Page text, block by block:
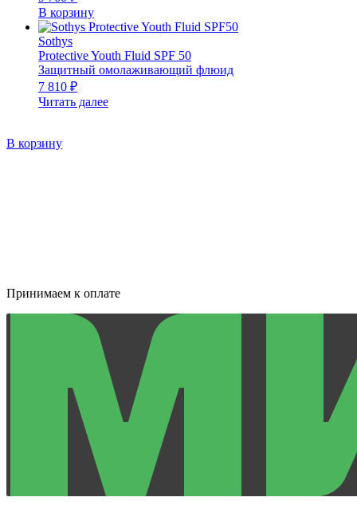
В корзину
Sothys
Protective Youth Fluid SPF 50
Защитный омолаживающий флюид
7 810 ₽
Читать далее
В корзину
Принимаем к оплате